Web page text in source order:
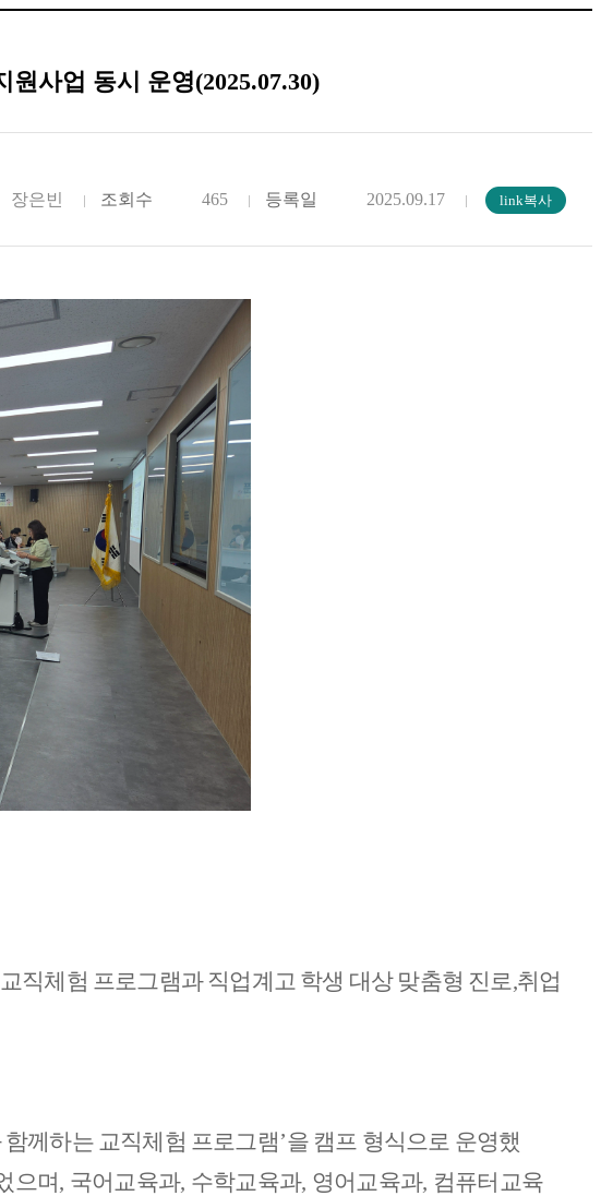
사업 동시 운영(2025.07.30)
장은빈 조회수 465 등록일 2025.09.17
직체험 프로그램과 직업계고 학생 대상 맞춤형 진로,취업
께하는 교직체험 프로그램’을 캠프 형식으로 운영했
으며, 국어교육과, 수학교육과, 영어교육과, 컴퓨터교육